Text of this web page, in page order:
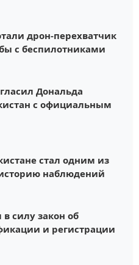
дрон-перехватчик
с беспилотниками
Дональда
с официальным
стал одним из
наблюдений
в силу закон об
и регистрации